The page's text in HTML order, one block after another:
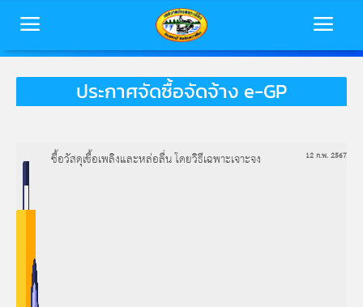
หน้าหลัก
บุคลากร
ติดต่อเทศบาล
ประกาศจัดซื้อจัดจ้าง e-GP
ซื้อวัสดุเชื้อเพลิงและหล่อลื่น โดยวิธีเฉพาะเจาะจง 12 ก.พ. 2567